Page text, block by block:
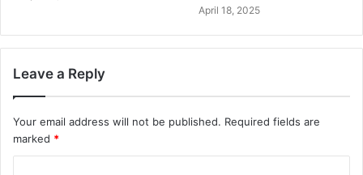
April 18, 2025
Leave a Reply
Your email address will not be published. Required fields are
marked *